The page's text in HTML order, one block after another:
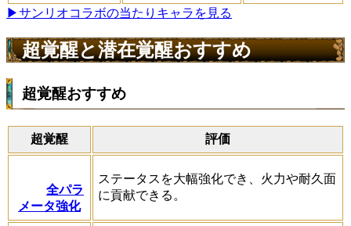
▶サンリオコラボの当たりキャラを見る
超覚醒と潜在覚醒おすすめ
超覚醒おすすめ
超覚醒 評価
全パラ
メータ強化
ステータスを大幅強化でき、火力や耐久面
に貢献できる。